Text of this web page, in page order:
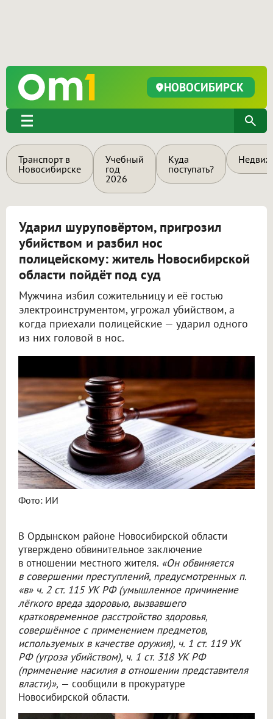
НОВОСИБИРСК
Транспорт в
Новосибирске
Учебный
год
2026
Куда
поступать?
Ударил шуруповёртом, пригрозил
убийством и разбил нос
полицейскому: житель Новосибирской
области пойдёт под суд
Мужчина избил сожительницу и её гостью
электроинструментом, угрожал убийством, а
когда приехали полицейские — ударил одного
из них головой в нос.
Фото: ИИ
В Ордынском районе Новосибирской области
утверждено обвинительное заключение
в отношении местного жителя. «Он обвиняется
в совершении преступлений, предусмотренных п.
«в» ч. 2 ст. 115 УК РФ (умышленное причинение
лёгкого вреда здоровью, вызвавшего
кратковременное расстройство здоровья,
совершённое с применением предметов,
используемых в качестве оружия), ч. 1 ст. 119 УК
РФ (угроза убийством), ч. 1 ст. 318 УК РФ
(применение насилия в отношении представителя
власти)», — сообщили в прокуратуре
Новосибирской области.